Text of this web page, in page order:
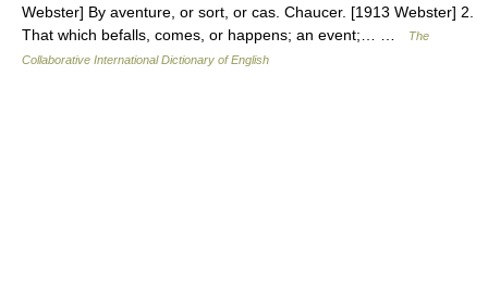
Webster] By aventure, or sort, or cas. Chaucer. [1913 Webster] 2.
That which befalls, comes, or happens; an event;… …
The
Collaborative International Dictionary of English